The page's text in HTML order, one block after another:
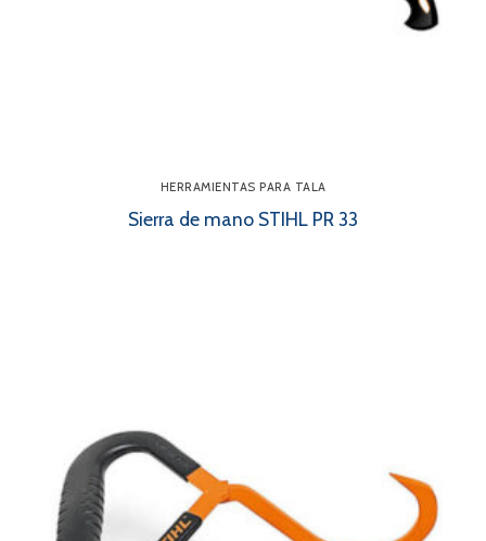
HERRAMIENTAS PARA TALA
Sierra de mano STIHL PR 33